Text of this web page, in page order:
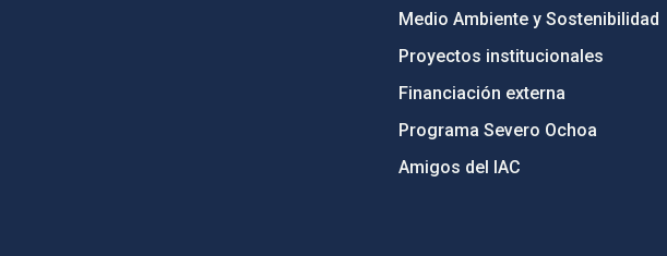
Medio Ambiente y Sostenibilidad
Proyectos institucionales
Financiación externa
Programa Severo Ochoa
Amigos del IAC